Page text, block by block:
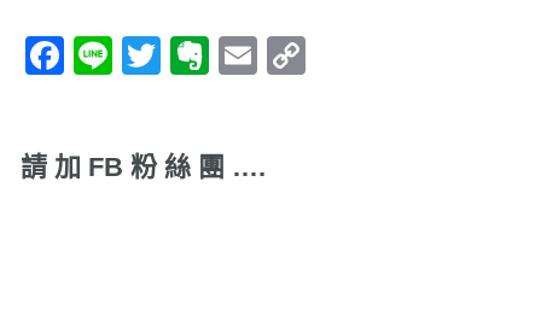
Facebook
LineTwitter
Evernote
EmailCopy
請 加 FB 粉 絲 團 ….